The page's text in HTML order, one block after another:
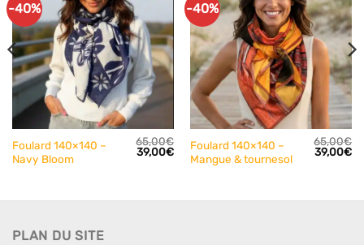
-40%
Ajouter
à mes
articles
favoris
Foulard 140×140 –
Navy Bloom
65,00€
Le
39,00€Le
prix
-40%
Ajouter
à mes
articles
favoris
Foulard 140×140 –
Mangue & tournesol
65,00€
Le
39,00€Le
PLAN DU SITE